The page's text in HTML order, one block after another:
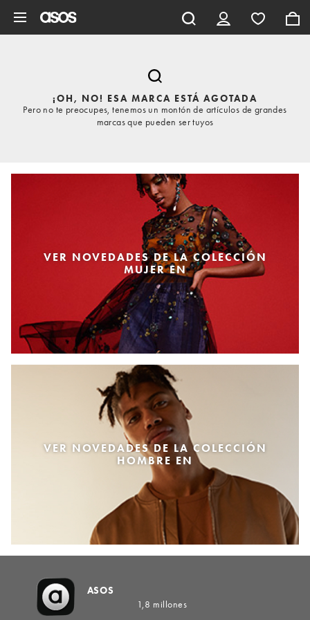
¡OH, NO! ESA MARCA ESTÁ AGOTADA
Pero no te preocupes, tenemos un montón de artículos de grandes
marcas que pueden ser tuyos
VER NOVEDADES DE LA COLECCIÓN
MUJER EN
VER NOVEDADES DE LA COLECCIÓN
HOMBRE EN
ASOS
1,8 millones